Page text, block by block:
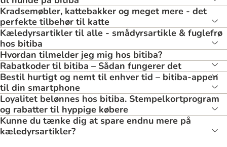
Kradsemøbler, kattebakker og meget mere - det
perfekte tilbehør til katte
Kæledyrsartikler til alle - smådyrsartikle & fuglefrø
hos bitiba
Hvordan tilmelder jeg mig hos bitiba?
Rabatkoder til bitiba – Sådan fungerer det
Bestil hurtigt og nemt til enhver tid – bitiba-appen
til din smartphone
Loyalitet belønnes hos bitiba. Stempelkortprogram
og rabatter til hyppige købere
Kunne du tænke dig at spare endnu mere på
kæledyrsartikler?